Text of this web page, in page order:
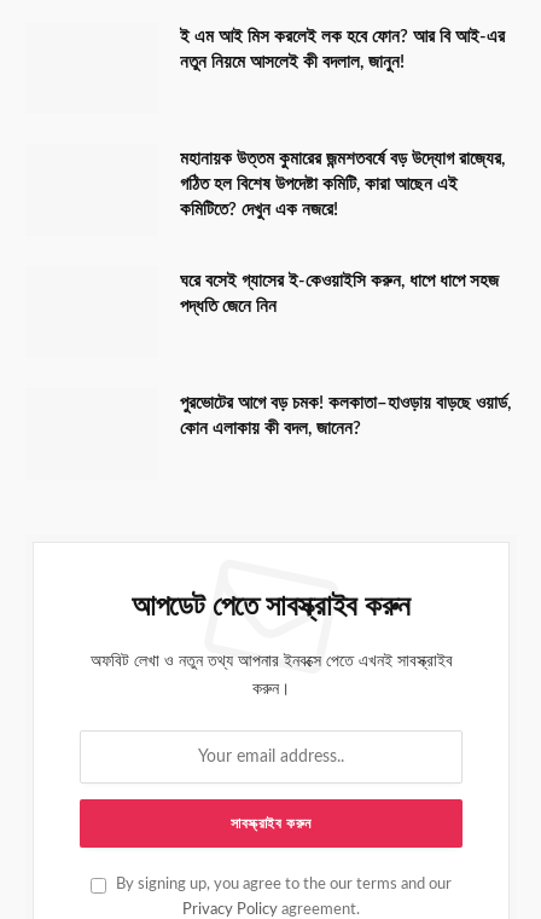
ই এম আই মিস করলেই লক হবে ফোন? আর বি আই-এর
নতুন নিয়মে আসলেই কী বদলাল, জানুন!
মহানায়ক উত্তম কুমারের জন্মশতবর্ষে বড় উদ্যোগ রাজ্যের,
গঠিত হল বিশেষ উপদেষ্টা কমিটি, কারা আছেন এই
কমিটিতে? দেখুন এক নজরে!
ঘরে বসেই গ্যাসের ই-কেওয়াইসি করুন, ধাপে ধাপে সহজ
পদ্ধতি জেনে নিন
পুরভোটের আগে বড় চমক! কলকাতা–হাওড়ায় বাড়ছে ওয়ার্ড,
কোন এলাকায় কী বদল, জানেন?
আপডেট পেতে সাবস্ক্রাইব করুন
অফবিট লেখা ও নতুন তথ্য আপনার ইনবক্সে পেতে এখনই সাবস্ক্রাইব
করুন।
By signing up, you agree to the our terms and our
Privacy Policy agreement.